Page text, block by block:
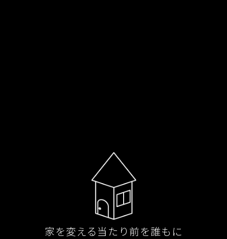
家を変える当たり前を誰もに